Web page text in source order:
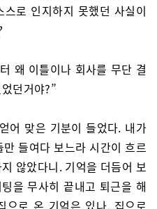
로 인지하지 못했던 사실이
왜 이틀이나 회사를 무단 결
던거야?”
어 맞은 기분이 들었다. 내가
들여다 보느라 시간이 흐르
않았다니. 기억을 더듬어 보
을 무사히 끝내고 퇴근을 해
으로 온 기억은 있나. 집으로